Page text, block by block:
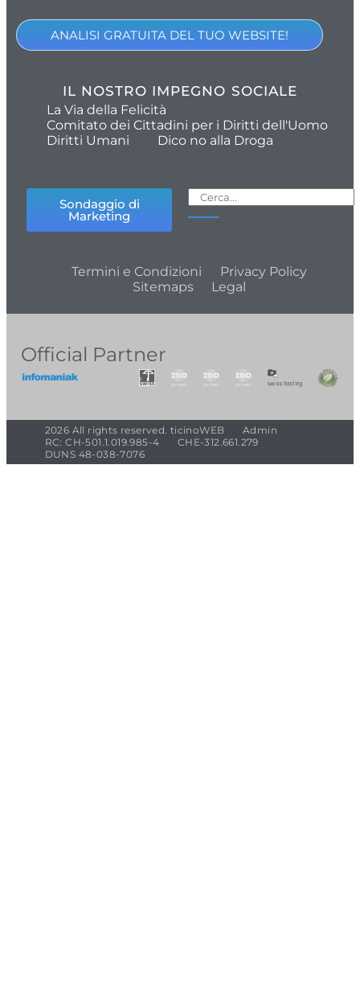
ANALISI GRATUITA DEL TUO WEBSITE!
IL NOSTRO IMPEGNO SOCIALE
La Via della Felicità
Comitato dei Cittadini per i Diritti dell'Uomo
Diritti Umani
Dico no alla Droga
Sondaggio di
Marketing
Termini e Condizioni
Privacy Policy
Sitemaps
Legal
Official Partner
2026 All rights reserved. ticinoWEB
Admin
RC: CH-501.1.019.985-4
CHE-312.661.279
DUNS 48-038-7076